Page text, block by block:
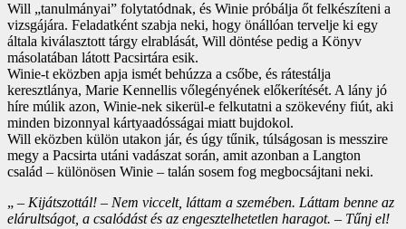
Will „tanulmányai” folytatódnak, és Winie próbálja őt felkészíteni a
vizsgájára. Feladatként szabja neki, hogy önállóan tervelje ki egy
általa kiválasztott tárgy elrablását, Will döntése pedig a Könyv
másolatában látott Pacsirtára esik.
Winie-t eközben apja ismét behúzza a csőbe, és rátestálja
keresztlánya, Marie Kennellis vőlegényének előkerítését. A lány jó
híre múlik azon, Winie-nek sikerül-e felkutatni a szökevény fiút, aki
minden bizonnyal kártyaadósságai miatt bujdokol.
Will eközben külön utakon jár, és úgy tűnik, túlságosan is messzire
megy a Pacsirta utáni vadászat során, amit azonban a Langton
család – különösen Winie – talán sosem fog megbocsájtani neki.
„ – Kijátszottál! – Nem viccelt, láttam a szemében. Láttam benne az
elárultságot, a csalódást és az engesztelhetetlen haragot. – Tűnj el!